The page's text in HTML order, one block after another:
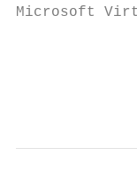
Microsoft